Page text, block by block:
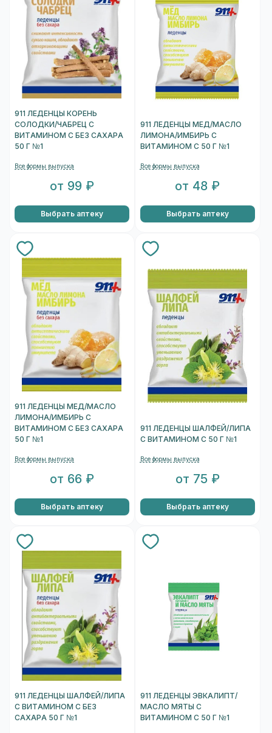
911 ЛЕДЕНЦЫ КОРЕНЬ
СОЛОДКИ/ЧАБРЕЦ С
ВИТАМИНОМ С БЕЗ САХАРА
50 Г №1
Все формы выпуска
от 99 ₽
Выбрать аптеку
911 ЛЕДЕНЦЫ МЕД/МАСЛО
ЛИМОНА/ИМБИРЬ С
ВИТАМИНОМ С 50 Г №1
Все формы выпуска
от 48 ₽
Выбрать аптеку
911 ЛЕДЕНЦЫ МЕД/МАСЛО
ЛИМОНА/ИМБИРЬ С
ВИТАМИНОМ С БЕЗ САХАРА
50 Г №1
Все формы выпуска
от 66 ₽
Выбрать аптеку
911 ЛЕДЕНЦЫ ШАЛФЕЙ/ЛИПА
С ВИТАМИНОМ С 50 Г №1
Все формы выпуска
от 75 ₽
Выбрать аптеку
911 ЛЕДЕНЦЫ ШАЛФЕЙ/ЛИПА
С ВИТАМИНОМ С БЕЗ
САХАРА 50 Г №1
911 ЛЕДЕНЦЫ ЭВКАЛИПТ/
МАСЛО МЯТЫ С
ВИТАМИНОМ С 50 Г №1